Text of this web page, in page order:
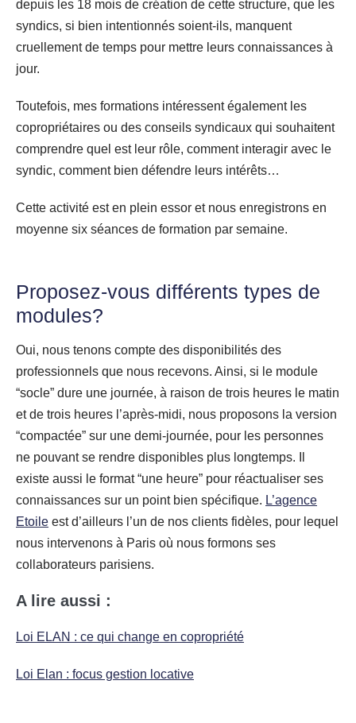
depuis les 18 mois de création de cette structure, que les
syndics, si bien intentionnés soient-ils, manquent
cruellement de temps pour mettre leurs connaissances à
jour.
Toutefois, mes formations intéressent également les
copropriétaires ou des conseils syndicaux qui souhaitent
comprendre quel est leur rôle, comment interagir avec le
syndic, comment bien défendre leurs intérêts…
Cette activité est en plein essor et nous enregistrons en
moyenne six séances de formation par semaine.
Proposez-vous différents types de
modules?
Oui, nous tenons compte des disponibilités des
professionnels que nous recevons. Ainsi, si le module
“socle” dure une journée, à raison de trois heures le matin
et de trois heures l’après-midi, nous proposons la version
“compactée” sur une demi-journée, pour les personnes
ne pouvant se rendre disponibles plus longtemps. Il
existe aussi le format “une heure” pour réactualiser ses
connaissances sur un point bien spécifique. L’agence
Etoile est d’ailleurs l’un de nos clients fidèles, pour lequel
nous intervenons à Paris où nous formons ses
collaborateurs parisiens.
A lire aussi :
Loi ELAN : ce qui change en copropriété
Loi Elan : focus gestion locative